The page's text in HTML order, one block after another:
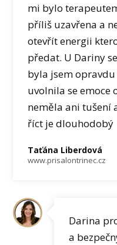
mi bylo
příliš uzavřena a
otevřít energii
předat. U Dariny
byla jsem
uvolnila se emoce
neměla ani tušení
říct je dlouhodobý
Taťána Liberdová
www.prisalontrinec.cz
Darina
a